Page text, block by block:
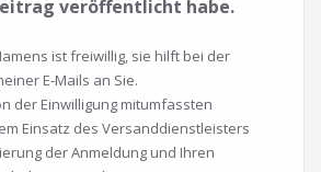
veröffentlicht habe.
ist freiwillig, sie hilft bei der
E-Mails an Sie.
der Einwilligung mitumfassten
Einsatz des Versanddienstleisters
der Anmeldung und Ihren